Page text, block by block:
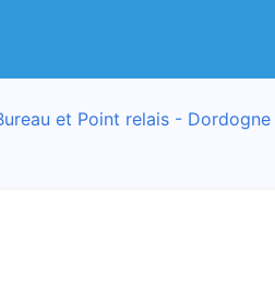
et Point relais - Dordogne